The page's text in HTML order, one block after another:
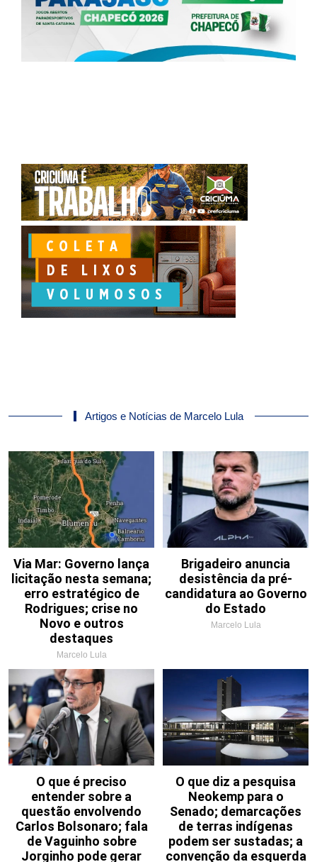
Artigos e Notícias de Marcelo Lula
Via Mar: Governo lança
licitação nesta semana;
erro estratégico de
Rodrigues; crise no
Novo e outros
destaques
Marcelo Lula
Brigadeiro anuncia
desistência da pré-
candidatura ao Governo
do Estado
Marcelo Lula
O que é preciso
entender sobre a
questão envolvendo
Carlos Bolsonaro; fala
de Vaguinho sobre
Jorginho pode gerar
O que diz a pesquisa
Neokemp para o
Senado; demarcações
de terras indígenas
podem ser sustadas; a
convenção da esquerda